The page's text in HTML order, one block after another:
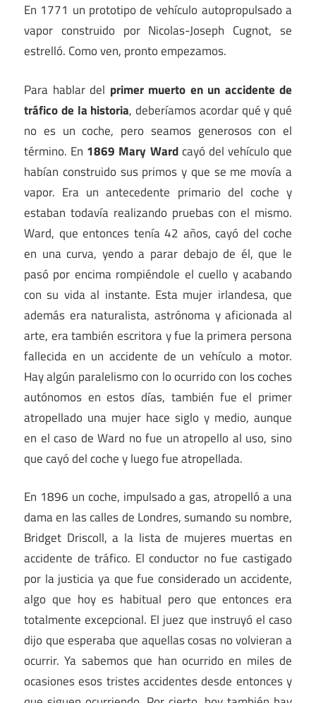
En 1771 un prototipo de vehículo autopropulsado a
vapor construido por Nicolas-Joseph Cugnot, se
estrelló. Como ven, pronto empezamos.
Para hablar del primer muerto en un accidente de
tráfico de la historia, deberíamos acordar qué y qué
no es un coche, pero seamos generosos con el
término. En 1869 Mary Wardcayó del vehículo que
habían construido sus primos y que se me movía a
vapor. Era un antecedente primario del coche y
estaban todavía realizando pruebas con el mismo.
Ward, que entonces tenía 42 años, cayó del coche
en una curva, yendo a parar debajo de él, que le
pasó por encima rompiéndole el cuello y acabando
con su vida al instante. Esta mujer irlandesa, que
además era naturalista, astrónoma y aficionada al
arte, era también escritora y fue la primera persona
fallecida en un accidente de un vehículo a motor.
Hay algún paralelismo con lo ocurrido con los coches
autónomos en estos días, también fue el primer
atropellado una mujer hace siglo y medio, aunque
en el caso de Ward no fue un atropello al uso, sino
que cayó del coche y luego fue atropellada.
En 1896 un coche, impulsado a gas, atropelló a una
dama en las calles de Londres, sumando su nombre,
Bridget Driscoll, a la lista de mujeres muertas en
accidente de tráfico. El conductor no fue castigado
por la justicia ya que fue considerado un accidente,
algo que hoy es habitual pero que entonces era
totalmente excepcional. El juez que instruyó el caso
dijo que esperaba que aquellas cosas no volvieran a
ocurrir. Ya sabemos que han ocurrido en miles de
ocasiones esos tristes accidentes desde entonces y